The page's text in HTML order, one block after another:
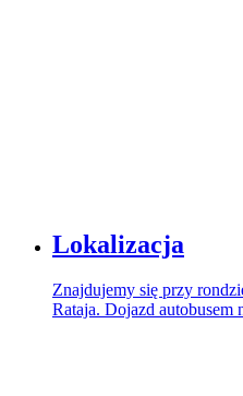
Lokalizacja
Znajdujemy się przy
Rataja. Dojazd autobusem